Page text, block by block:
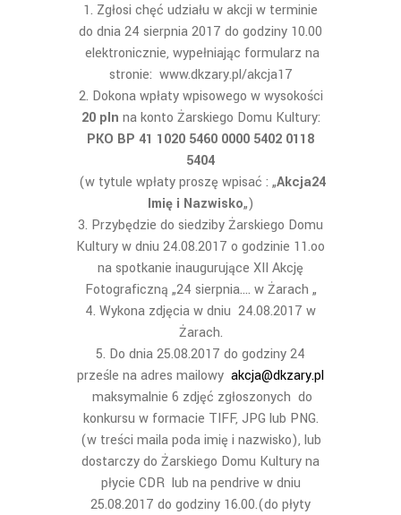
Zgłosi chęć udziału w akcji w terminie
do dnia 24 sierpnia 2017 do godziny 10.00
elektronicznie, wypełniając formularz na
stronie: www.dkzary.pl/akcja17
Dokona wpłaty wpisowego w wysokości
20 pln na konto Żarskiego Domu Kultury:
PKO BP 41 1020 5460 0000 5402 0118
5404
(w tytule wpłaty proszę wpisać : „Akcja24
Imię i Nazwisko„)
Przybędzie do siedziby Żarskiego Domu
Kultury w dniu 24.08.2017 o godzinie 11.oo
na spotkanie inaugurujące XII Akcję
Fotograficzną „24 sierpnia…. w Żarach „
Wykona zdjęcia w dniu 24.08.2017 w
Żarach.
Do dnia 25.08.2017 do godziny 24
prześle na adres mailowy akcja@dkzary.pl
maksymalnie 6 zdjęć zgłoszonych do
konkursu w formacie TIFF, JPG lub PNG.
(w treści maila poda imię i nazwisko), lub
dostarczy do Żarskiego Domu Kultury na
płycie CDR lub na pendrive w dniu
25.08.2017 do godziny 16.00.(do płyty